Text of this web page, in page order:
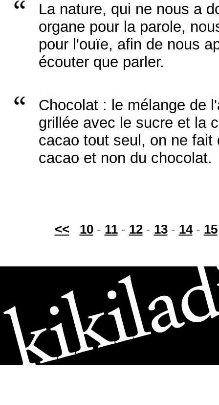
La nature, qui ne nous a
organe pour la parole,
pour l'ouïe, afin de nous
écouter que parler.
Chocolat : le mélange de
grillée avec le sucre et la
cacao tout seul, on ne fait
cacao et non du chocolat.
<< 10- 11- 12- 13- 14- 15